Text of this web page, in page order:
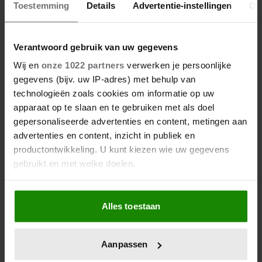
Toestemming Details Advertentie-instellingen
Verantwoord gebruik van uw gegevens
Wij en onze 1022 partners verwerken je persoonlijke
gegevens (bijv. uw IP-adres) met behulp van
technologieën zoals cookies om informatie op uw
apparaat op te slaan en te gebruiken met als doel
gepersonaliseerde advertenties en content, metingen aan
advertenties en content, inzicht in publiek en
productontwikkeling. U kunt kiezen wie uw gegevens
gebruikt en met welke doelen.
Als u het toestaat, willen we ook graag:
Informatie verzamelen over uw geografische locatie,
die tot een paar meter nauwkeurig kan zijn
op specifieke eigenschappen (fingerprinting)
Alles toestaan
Aanpassen
Meer van Extra
En wat kun je er aan doen?